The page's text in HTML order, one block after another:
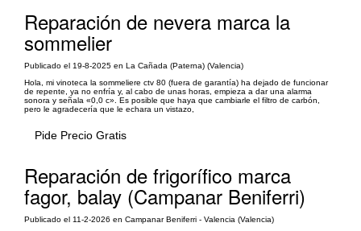
Reparación de nevera marca la
sommelier
Publicado el 19-8-2025 en La Cañada (Paterna) (Valencia)
Hola, mi vinoteca la sommeliere ctv 80 (fuera de garantía) ha dejado de funcionar
de repente, ya no enfría y, al cabo de unas horas, empieza a dar una alarma
sonora y señala «0,0 c». Es posible que haya que cambiarle el filtro de carbón,
pero le agradecería que le echara un vistazo,
Pide Precio Gratis
Reparación de frigorífico marca
fagor, balay (Campanar Beniferri)
Publicado el 11-2-2026 en Campanar Beniferri - Valencia (Valencia)